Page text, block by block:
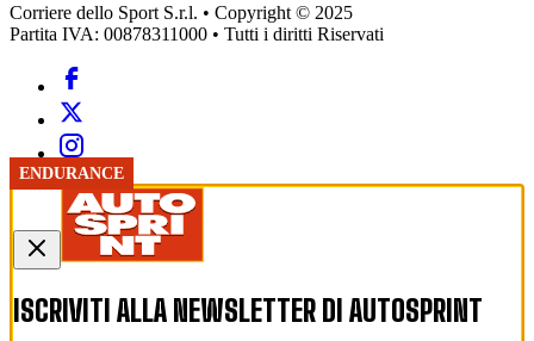
ENDURANCE
Corriere dello Sport S.r.l. • Copyright © 2025
Partita IVA: 00878311000 • Tutti i diritti Riservati
ISCRIVITI ALLA NEWSLETTER DI AUTOSPRINT